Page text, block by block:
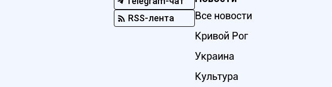
RSS-лента
Все новости
Кривой Рог
Украина
Культура